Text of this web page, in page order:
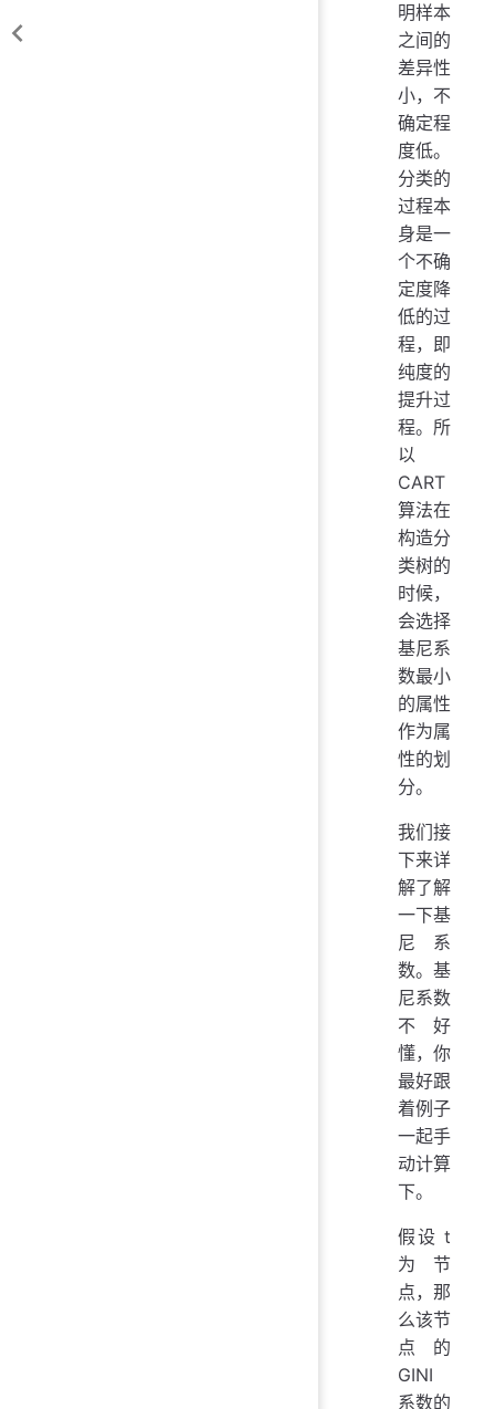
明样本
之间的
差异性
小，不
确定程
度低。
分类的
过程本
身是一
个不确
定度降
低的过
程，即
纯度的
提升过
程。所
以
CART
算法在
构造分
类树的
时候，
会选择
基尼系
数最小
的属性
作为属
性的划
分。
我们接
下来详
解了解
一下基
尼系
数。基
尼系数
不好
懂，你
最好跟
着例子
一起手
动计算
下。
假设 t
为节
点，那
么该节
点的
GINI
系数的